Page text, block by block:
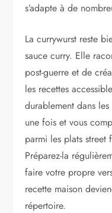
s’adapte à de
La currywurst reste
sauce curry. Elle
post-guerre et de
les recettes
durablement dans les
une fois et vous
parmi les plats street
Préparez-la
faire votre propre
recette maison
répertoire.